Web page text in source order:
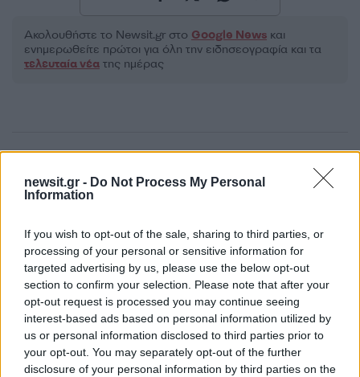
newsit.gr - Do Not Process My Personal
Information
If you wish to opt-out of the sale, sharing to third parties, or
processing of your personal or sensitive information for
targeted advertising by us, please use the below opt-out
section to confirm your selection. Please note that after your
opt-out request is processed you may continue seeing
interest-based ads based on personal information utilized by
us or personal information disclosed to third parties prior to
your opt-out. You may separately opt-out of the further
disclosure of your personal information by third parties on the
Ακολουθήστε το Νewsit.gr στο Google News και
ενημερωθείτε πρώτοι για όλη την ειδησεογραφία και τα
τελευταία νέα της ημέρας
1 Σέρρες: Βίντεο ντοκουμέντο από το
οδηγός του φορτηγού κατέγραψε τη
σύγκρουση
2Marfin: Η 46χρονη πήρε προθεσμία για να
απολογηθεί την Τρίτη – «Είναι αθώα,
συμμετείχε στη διαδήλωση όπως και
100.000 άτομα»
3Σίντνεϊ Τάουλ: Πέθανε σε ηλικία 26 ετών η
σταρ του TikTok – Kατέγραφε τη ζωή της
με τον καρκίνο